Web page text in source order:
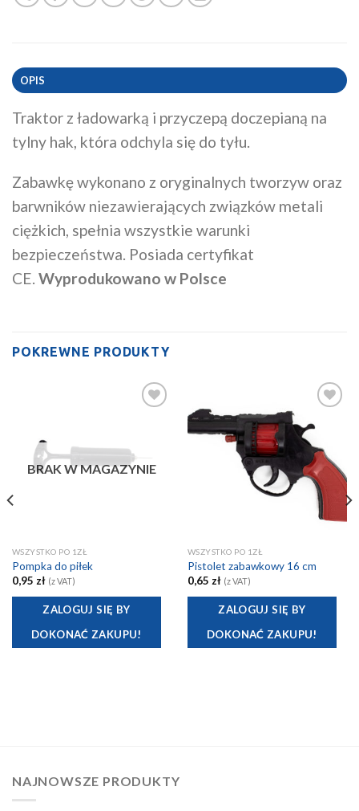
OPIS
Traktor z ładowarką i przyczepą doczepianą na
tylny hak, która odchyla się do tyłu.
Zabawkę wykonano z oryginalnych tworzyw oraz
barwników niezawierających związków metali
ciężkich, spełnia wszystkie warunki
bezpieczeństwa. Posiada certyfikat
CE. Wyprodukowano w Polsce
POKREWNE PRODUKTY
BRAK W MAGAZYNIE
WSZYSTKO PO 1ZŁ
Pompka do piłek
0,95 zł (z VAT)
ZALOGUJ SIĘ BY
DOKONAĆ ZAKUPU!
Wishlist
WSZYSTKO PO 1ZŁ
Pistolet zabawkowy 16 cm
0,65 zł (z VAT)
ZALOGUJ SIĘ BY
DOKONAĆ ZAKUPU!
NAJNOWSZE PRODUKTY